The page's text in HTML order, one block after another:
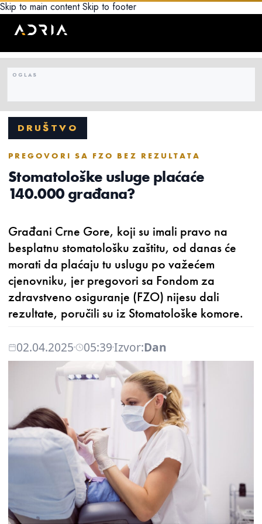
Skip to main content Skip to footer
DRUŠTVO
PREGOVORI SA FZO BEZ REZULTATA
Stomatološke usluge plaćaće
140.000 građana?
Građani Crne Gore, koji su imali pravo na
besplatnu stomatološku zaštitu, od danas će
morati da plaćaju tu uslugu po važećem
cjenovniku, jer pregovori sa Fondom za
zdravstveno osiguranje (FZO) nijesu dali
rezultate, poručili su iz Stomatološke komore.
02.04.2025 05:39Izvor:Dan